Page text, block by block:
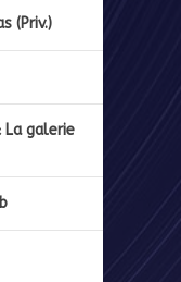
(Priv.)
La galerie